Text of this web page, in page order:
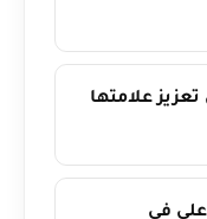
علامتها
في